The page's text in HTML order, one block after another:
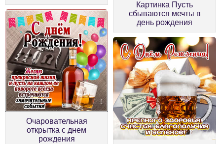
Очаровательная
открытка с днем
рождения
Картинка Пусть
сбываются мечты в
день рождения